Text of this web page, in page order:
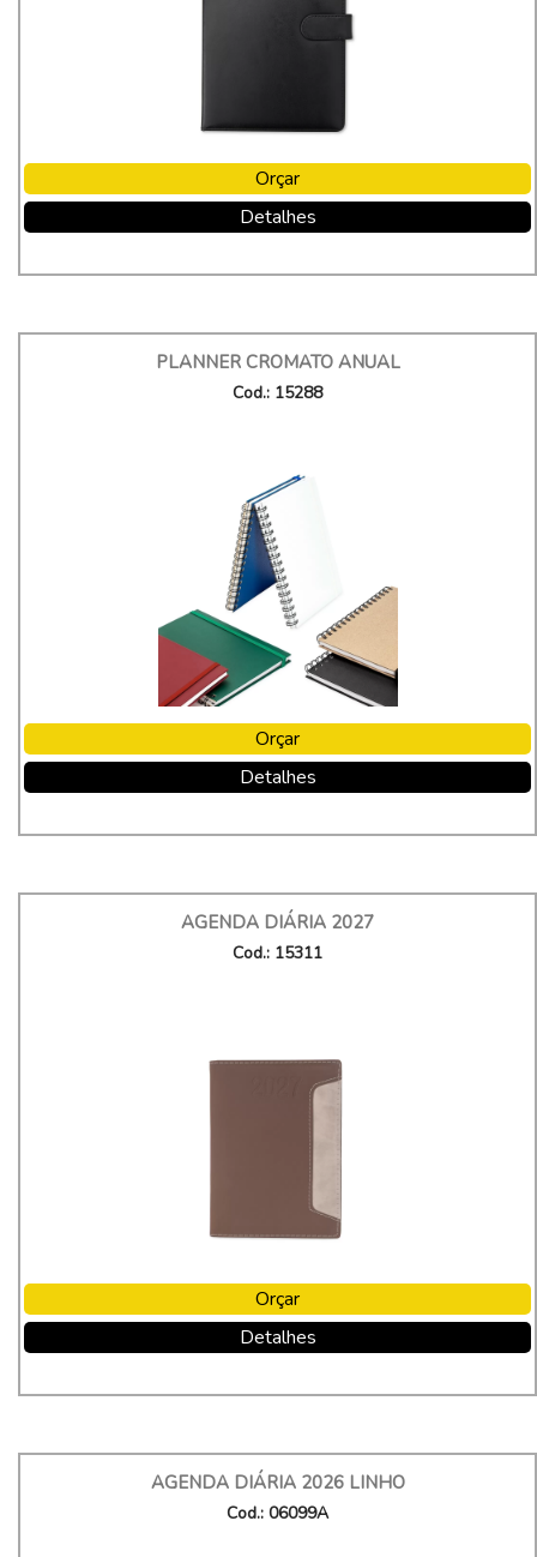
Orçar
Detalhes
PLANNER CROMATO ANUAL
Cod.: 15288
Orçar
Detalhes
AGENDA DIÁRIA 2027
Cod.: 15311
Orçar
Detalhes
AGENDA DIÁRIA 2026 LINHO
Cod.: 06099A